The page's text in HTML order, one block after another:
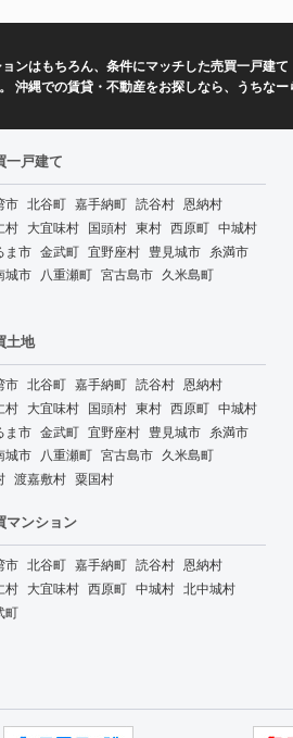
はもちろん、条件にマッチした売買一戸建
縄での賃貸・不動産をお探しなら、うちなー
一戸建て
市 北谷町 嘉手納町 読谷村 恩納村
村 大宜味村 国頭村 東村 西原町 中城村
ま市 金武町 宜野座村 豊見城市 糸満市
城市 八重瀬町 宮古島市 久米島町
土地
市 北谷町 嘉手納町 読谷村 恩納村
村 大宜味村 国頭村 東村 西原町 中城村
ま市 金武町 宜野座村 豊見城市 糸満市
城市 八重瀬町 宮古島市 久米島町
渡嘉敷村 粟国村
マンション
市 北谷町 嘉手納町 読谷村 恩納村
村 大宜味村 西原町 中城村 北中城村
町